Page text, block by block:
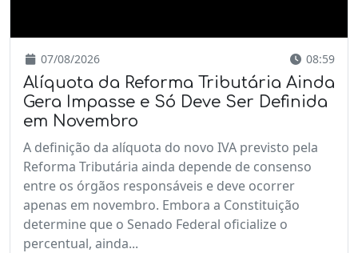
07/08/2026 08:59
Alíquota da Reforma Tributária Ainda
Gera Impasse e Só Deve Ser Definida
em Novembro
A definição da alíquota do novo IVA previsto pela
Reforma Tributária ainda depende de consenso
entre os órgãos responsáveis e deve ocorrer
apenas em novembro. Embora a Constituição
determine que o Senado Federal oficialize o
percentual, ainda...